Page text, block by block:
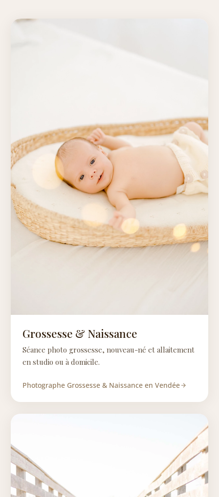
Grossesse & Naissance
Séance photo grossesse, nouveau-né et allaitement
en studio ou à domicile.
Photographe Grossesse & Naissance en Vendée